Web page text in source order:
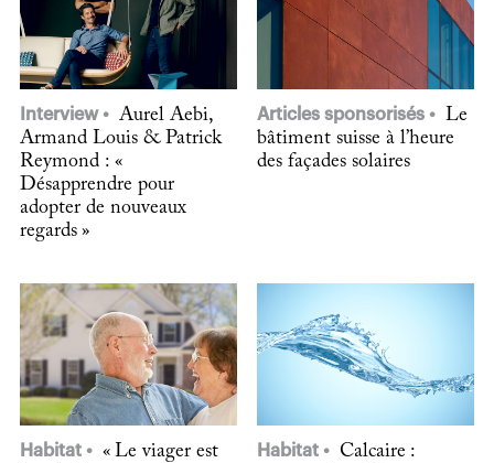
Interview
Aurel Aebi,
Armand Louis & Patrick
Reymond : «
Désapprendre pour
adopter de nouveaux
regards »
Articles sponsorisés
Le
bâtiment suisse à l’heure
des façades solaires
Habitat
« Le viager est
Habitat
Calcaire :